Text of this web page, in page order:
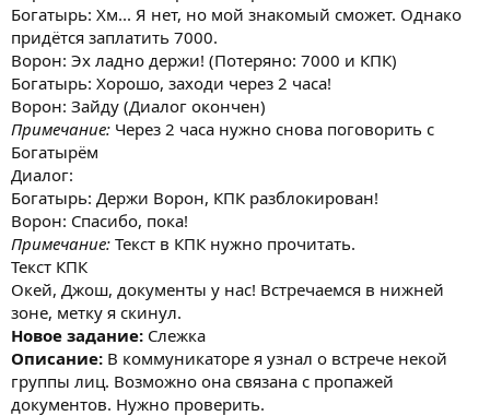
Богатырь: Хм... Я нет, но мой знакомый сможет. Однако
придётся заплатить 7000.
Ворон: Эх ладно держи! (Потеряно: 7000 и КПК)
Богатырь: Хорошо, заходи через 2 часа!
Ворон: Зайду (Диалог окончен)
Примечание: Через 2 часа нужно снова поговорить с
Богатырём
Диалог:
Богатырь: Держи Ворон, КПК разблокирован!
Ворон: Спасибо, пока!
Примечание: Текст в КПК нужно прочитать.
Текст КПК
Окей, Джош, документы у нас! Встречаемся в нижней
зоне, метку я скинул.
Новое задание: Слежка
Описание: В коммуникаторе я узнал о встрече некой
группы лиц. Возможно она связана с пропажей
документов. Нужно проверить.